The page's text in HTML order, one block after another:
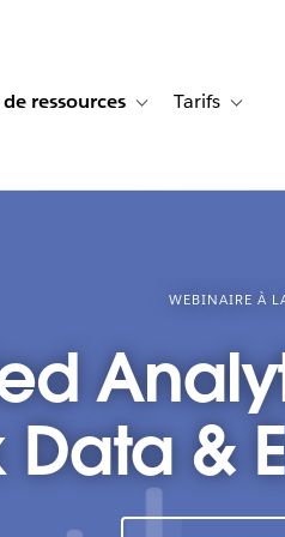
de cas for Solutions
ressources Toggle sub-
Tarifs Toggle
WEBINAIRE À
Data &